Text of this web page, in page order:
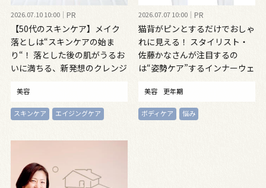
2026.07.10 10:00 PR
【50代のスキンケア】メイク
落としは“スキンケアの始ま
り“！ 落とした後の肌がうるお
いに満ちる、新発想のクレンジ
美容
スキンケア エイジングケア
2026.07.07 10:00 PR
猫背がピンとするだけでおしゃ
れに見える！ スタイリスト・
佐藤かなさんが注目するの
は“姿勢ケア”するインナーウェ
美容 更年期
ボディケア 悩み